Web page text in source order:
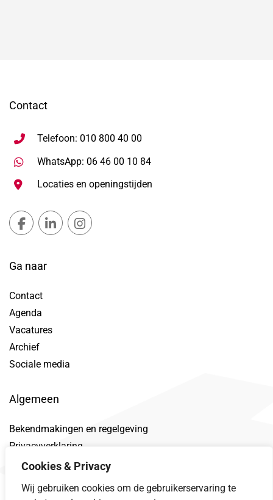
Cookies & Privacy
Wij gebruiken cookies om de gebruikerservaring te
Contact
Telefoon: 010 800 40 00
WhatsApp: 06 46 00 10 84Stuur WhatsApp bericht,
Locaties en openingstijden
Gemeente Lansingerland Facebook, opent in nieuw
Gemeente Lansingerland LinkedIn, opent in
Ga naar
Contact
Agenda
Vacatures
Archief
Sociale media
Algemeen
Bekendmakingen en regelgeving
Privacyverklaring
Toegankelijkheidsverklaring
Datalek